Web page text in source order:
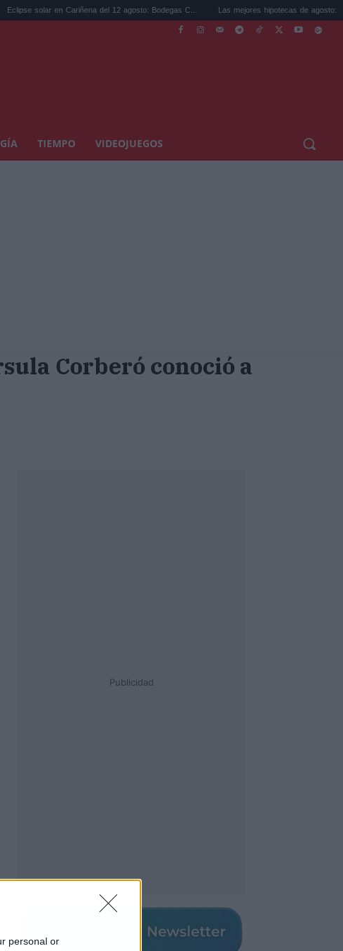
personal or
en Cariñena del 12 agosto: Bodegas C... Las mejores hipotecas de agosto: el TAE más
TIEMPO VIDEOJUEGOS
Corberó conoció a
Publicidad